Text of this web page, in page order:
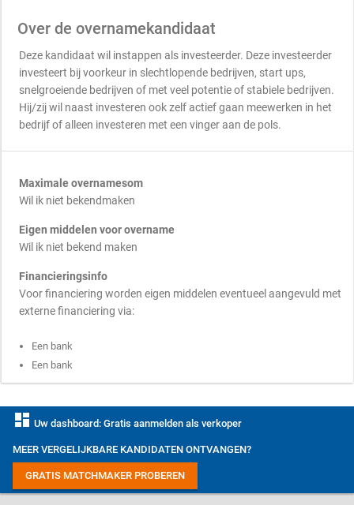
Over de overnamekandidaat
Deze kandidaat wil instappen als investeerder. Deze investeerder
investeert bij voorkeur in slechtlopende bedrijven, start ups,
snelgroeiende bedrijven of met veel potentie of stabiele bedrijven.
Hij/zij wil naast investeren ook zelf actief gaan meewerken in het
bedrijf of alleen investeren met een vinger aan de pols.
Maximale overnamesom
Wil ik niet bekendmaken
Eigen middelen voor overname
Wil ik niet bekend maken
Financieringsinfo
Voor financiering worden eigen middelen eventueel aangevuld met
externe financiering via:
Een bank
Een bank
dashboard Uw dashboard: Gratis aanmelden als verkoper
MEER VERGELIJKBARE KANDIDATEN ONTVANGEN?
GRATIS MATCHMAKER PROBEREN